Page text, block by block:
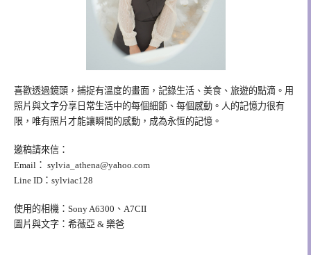
喜歡透過鏡頭，捕捉有溫度的畫面，記錄生活、美食、旅遊的點滴。用
照片與文字分享日常生活中的每個細節、每個感動。人的記憶力很有
限，唯有照片才能讓瞬間的感動，成為永恆的記憶。
邀稿請來信：
Email： sylvia_athena@yahoo.com
Line ID：sylviac128
使用的相機：Sony A6300、A7CII
圖片與文字：希薇亞 & 樂爸